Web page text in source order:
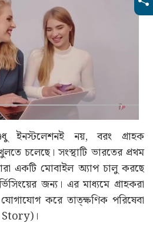
ইনস্টলেশনই নয়, বরং গ্রাহক
চলেছে। সংস্থাটি ভারতের প্রথম
একটি মোবাইল অ্যাপ চালু করছে
জন্য। এর মাধ্যমে গ্রাহকরা
করে তাত্ক্ষণিক পরিষেবা
Story)।